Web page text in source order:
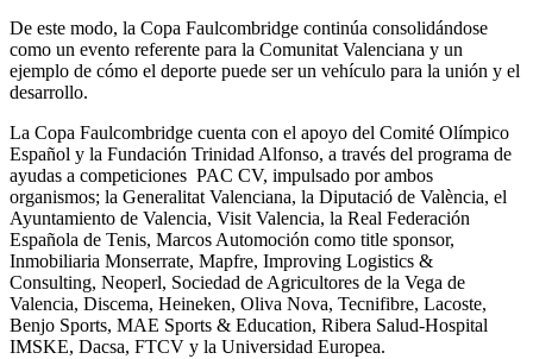
De este modo, la Copa Faulcombridge continúa consolidándose
como un evento referente para la Comunitat Valenciana y un
ejemplo de cómo el deporte puede ser un vehículo para la unión y el
desarrollo.
La Copa Faulcombridge cuenta con el apoyo del Comité Olímpico
Español y la Fundación Trinidad Alfonso, a través del programa de
ayudas a competiciones PAC CV, impulsado por ambos
organismos; la Generalitat Valenciana, la Diputació de València, el
Ayuntamiento de Valencia, Visit Valencia, la Real Federación
Española de Tenis, Marcos Automoción como title sponsor,
Inmobiliaria Monserrate, Mapfre, Improving Logistics &
Consulting, Neoperl, Sociedad de Agricultores de la Vega de
Valencia, Discema, Heineken, Oliva Nova, Tecnifibre, Lacoste,
Benjo Sports, MAE Sports & Education, Ribera Salud-Hospital
IMSKE, Dacsa, FTCV y la Universidad Europea.